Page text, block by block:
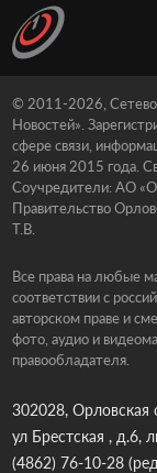
© 2011-2026,
Новостей».
сфере связи,
26 июня 2015 года.
Соучредители: АО
Правительство
Т.В.
Все права на любые
соответствии с
авторском праве и
фото, аудио и
правообладателя.
302028, Орловская
ул Брестская , д.6,
(4862) 76-10-28